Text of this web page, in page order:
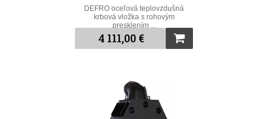
DEFRO oceľová teplovzdušná
krbová vložka s rohovým
presklením ...
4 111,00 €